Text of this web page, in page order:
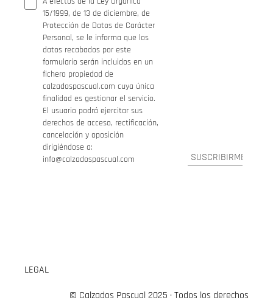
15/1999, de 13 de diciembre, de
Protección de Datos de Carácter
Personal, se le informa que los
datos recabados por este
formulario serán incluidos en un
fichero propiedad de
calzadospascual.com cuya única
finalidad es gestionar el servicio.
El usuario podrá ejercitar sus
derechos de acceso, rectificación,
cancelación y oposición
dirigiéndose a:
info@calzadospascual.com
LEGAL
© Calzados Pascual 2025 · Todos los derechos